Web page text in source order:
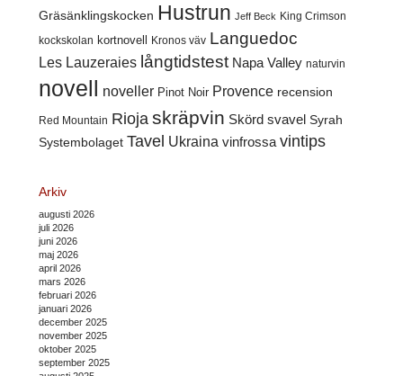
Gräsänklingskocken Hustrun Jeff Beck King Crimson
kockskolan kortnovell Kronos väv Languedoc
Les Lauzeraies långtidstest Napa Valley naturvin
novell noveller Pinot Noir Provence recension
Red Mountain Rioja skräpvin Skörd svavel Syrah
Systembolaget Tavel Ukraina vinfrossa vintips
Arkiv
augusti 2026
juli 2026
juni 2026
maj 2026
april 2026
mars 2026
februari 2026
januari 2026
december 2025
november 2025
oktober 2025
september 2025